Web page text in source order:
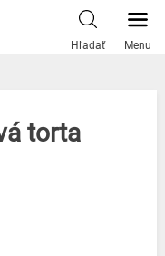
Hľadať Menu
torta